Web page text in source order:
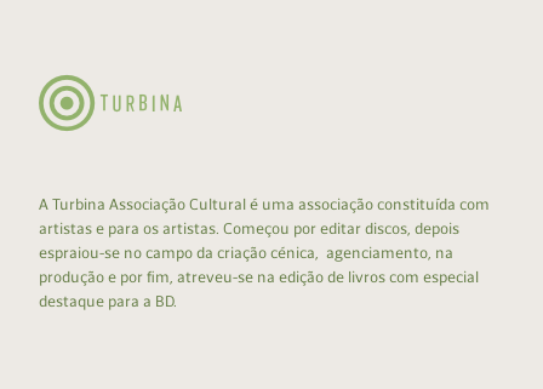
A Turbina Associação Cultural é uma associação constituída com
artistas e para os artistas. Começou por editar discos, depois
espraiou-se no campo da criação cénica, agenciamento, na
produção e por fim, atreveu-se na edição de livros com especial
destaque para a BD.